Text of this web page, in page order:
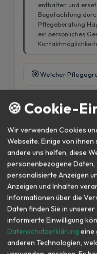
enthalten und
Begutachtung
Pflegeberatung
ein persönliches
🎯Welcher
📝 Wie beantrage
💶Was ist der
Der KI-Lotse ersetzt
Notfällen: Notruf 112 ·
🍪 Cookie-
Wir verwenden Cookies
Webseite. Einige von
andere uns helfen, diese
personenbezogene Daten,
personalisierte Anzeigen
Anzeigen und Inhalten
Informationen über die
Daten finden Sie in unserer
informierte Einwilligung
Datenschutzerklärung eine
anderen Technologien,